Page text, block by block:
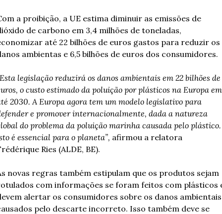
a proibição, a UE estima diminuir as emissões de
de carbono em 3,4 milhões de toneladas,
até 22 bilhões de euros gastos para reduzir os
ambientas e 6,5 bilhões de euros dos consumidores.
legislação reduzirá os danos ambientais em 22 bilhões de
o custo estimado da poluição por plásticos na Europa em
2030. A Europa agora tem um modelo legislativo para
e promover internacionalmente, dada a natureza
do problema da poluição marinha causada pelo plástico.
é essencial para o planeta”, afirmou a relatora
Ries (ALDE, BE).
novas regras também estipulam que os produtos sejam
com informações se foram feitos com plásticos
alertar os consumidores sobre os danos ambientais
pelo descarte incorreto. Isso também deve se